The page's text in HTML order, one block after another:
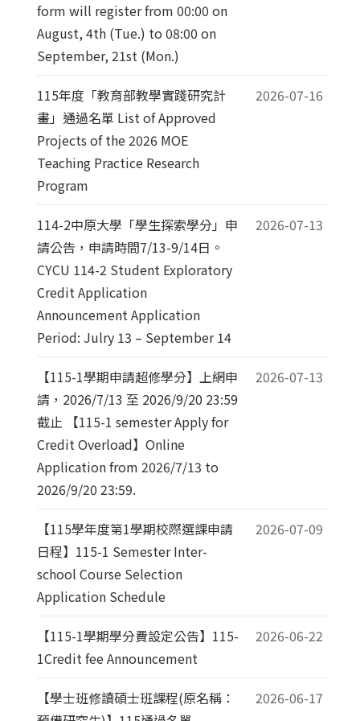
form will register from 00:00 on
August, 4th (Tue.) to 08:00 on
September, 21st (Mon.)
115年度「教育部教學實踐研究計
畫」通過名單 List of Approved
Projects of the 2026 MOE
Teaching Practice Research
Program
2026-07-16
114-2中原大學「學生探索學分」申
請公告，申請時間7/13-9/14日。
CYCU 114-2 Student Exploratory
Credit Application
Announcement Application
Period: Julry 13 – September 14
2026-07-13
【115-1學期申請超修學分】上網申
請，2026/7/13 至 2026/9/20 23:59
截止 【115-1 semester Apply for
Credit Overload】Online
Application from 2026/7/13 to
2026/9/20 23:59.
2026-07-13
【115學年度第1學期校際選課申請
日程】115-1 Semester Inter-
school Course Selection
Application Schedule
2026-07-09
【115-1學期學分費設定公告】115-
1Credit fee Announcement
2026-06-22
【學士班修讀碩士班課程(原名稱：
2026-06-17